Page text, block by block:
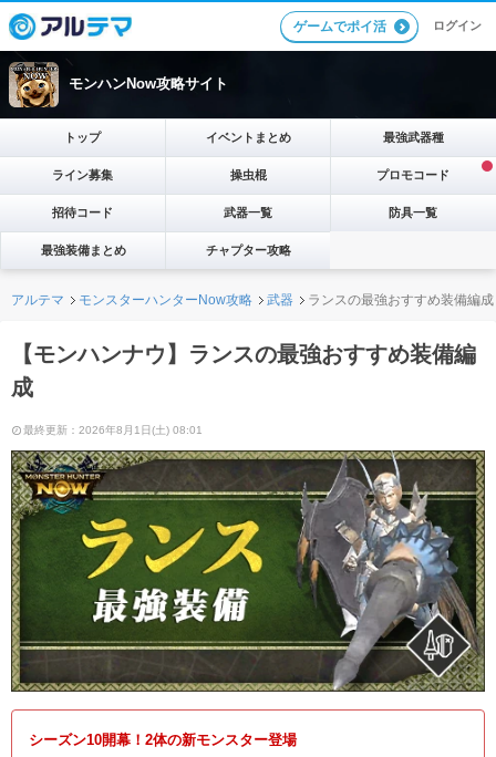
ゲームでポイ活 ログイン
モンハンNow攻略サイト
トップ イベントまとめ 最強武器種
ライン募集 操虫棍 プロモコード
招待コード 武器一覧 防具一覧
最強装備まとめ チャプター攻略
アルテマ モンスターハンターNow攻略 武器 ランスの最強おすすめ装備編成
【モンハンナウ】ランスの最強おすすめ装備編
成
最終更新：2026年8月1日(土) 08:01
シーズン10開幕！2体の新モンスター登場